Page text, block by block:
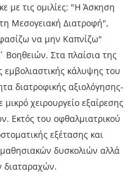
με τις ομιλίες: "Η Άσκηση
Μεσογειακή Διατροφή",
να μην Καπνίζω"
Στα πλαίσια της
κάλυψης του
διατροφικής αξιολόγησης-
χειρουργείο εξαίρεσης
Εκτός του οφθαλμιατρικού
εξέτασης και
δυσκολιών αλλά
διαταραχών.